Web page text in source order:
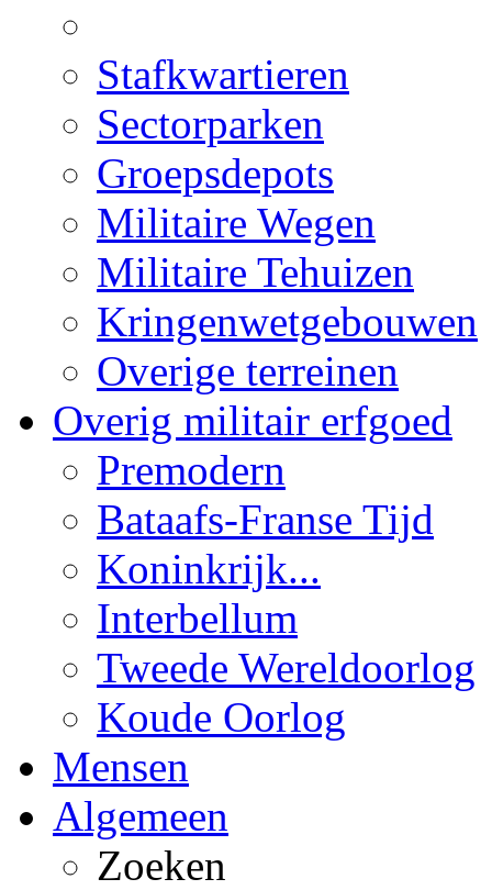
Stafkwartieren
Sectorparken
Groepsdepots
Militaire Wegen
Militaire Tehuizen
Kringenwetgebouwen
Overige terreinen
Overig militair erfgoed
Premodern
Bataafs-Franse Tijd
Koninkrijk...
Interbellum
Tweede Wereldoorlog
Koude Oorlog
Mensen
Algemeen
Zoeken